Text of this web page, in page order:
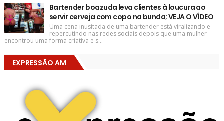
Bartender boazuda leva clientes à loucura ao
servir cerveja com copo na bunda; VEJA O VÍDEO
Uma cena inusitada de uma bartender está viralizando e
repercutindo nas redes sociais depois que uma mulher
encontrou uma forma criativa e s...
EXPRESSÃO AM